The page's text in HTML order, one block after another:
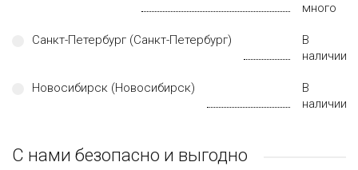
много
Санкт-Петербург (Санкт-Петербург)
В
наличии
Новосибирск (Новосибирск)
В
наличии
С нами безопасно и выгодно